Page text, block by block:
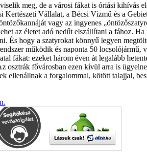
meg, de a városi fákat is óriási
Vállalat, a Bécsi Vízmű és a
vagy az ingyenes
az életet adó nedűt elszállítani a fához.
És hogy a szatyrokat könnyű legyen
működik és naponta 50
fákat: ezeket három éven át legalább
osztrák fővárosban ezen kívül arra is
ellenállnak a forgalommal, kötött talajjal,